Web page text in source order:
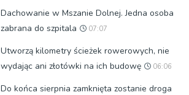
Dachowanie w Mszanie Dolnej. Jedna osoba
zabrana do szpitala
07:07
Utworzą kilometry ścieżek rowerowych, nie
wydając ani złotówki na ich budowę
06:06
Do końca sierpnia zamknięta zostanie droga